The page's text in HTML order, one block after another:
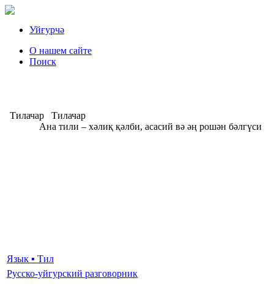
Уйғурчә
О нашем сайте
Поиск
Тилачар
Тилачар
Ана тили – хәлиқ қәлби, асасий вә әң рошән бәлгүси
Язык ▪ Тил
Русско-уйгурский разговорник